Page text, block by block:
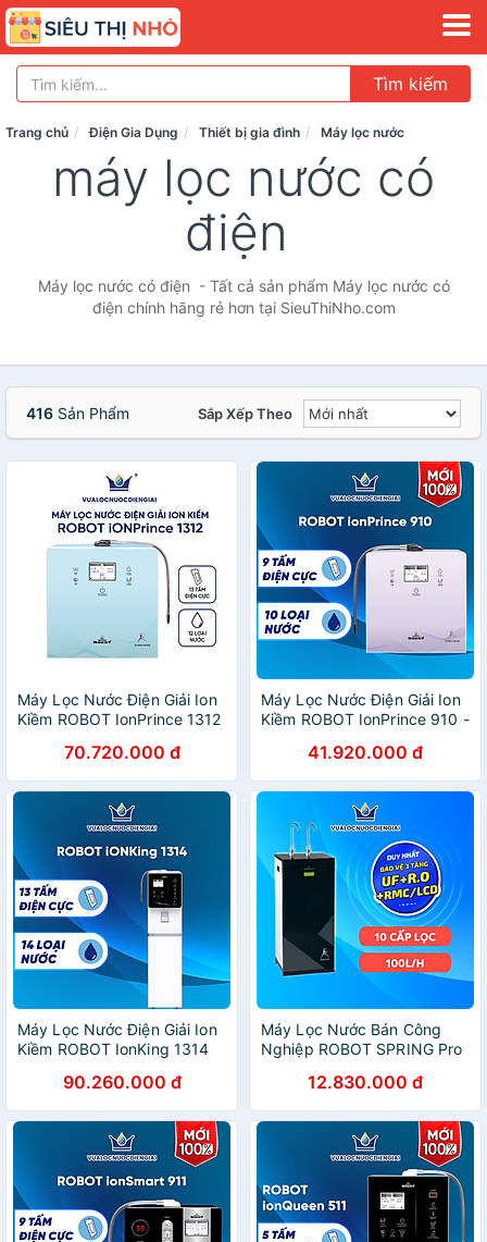
Tìm kiếm
Trang chủ Điện Gia Dụng Thiết bị gia đình Máy lọc nước
máy lọc nước có
điện
Máy lọc nước có điện - Tất cả sản phẩm Máy lọc nước có
điện chính hãng rẻ hơn tại SieuThiNho.com
416 Sản Phẩm Sắp Xếp Theo
Máy Lọc Nước Điện Giải Ion
Kiềm ROBOT IonPrince 1312
70.720.000 đ
Máy Lọc Nước Điện Giải Ion
Kiềm ROBOT IonPrince 910 -
41.920.000 đ
Máy Lọc Nước Điện Giải Ion
Kiềm ROBOT IonKing 1314
Hàng Chính Hãng
90.260.000 đ
Máy Lọc Nước Bán Công
Nghiệp ROBOT SPRING Pro
Lọc R.O + UF - Hàng Chính
Hãng
12.830.000 đ